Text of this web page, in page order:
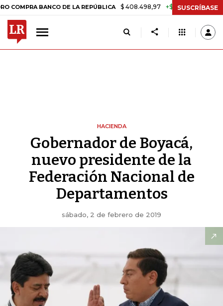
BANCO DE LA REPÚBLICA $ 408.498,97 +$ 8.753,81 +2,19%
SUSCRÍBASE
HACIENDA
Gobernador de Boyacá,
nuevo presidente de la
Federación Nacional de
Departamentos
sábado, 2 de febrero de 2019